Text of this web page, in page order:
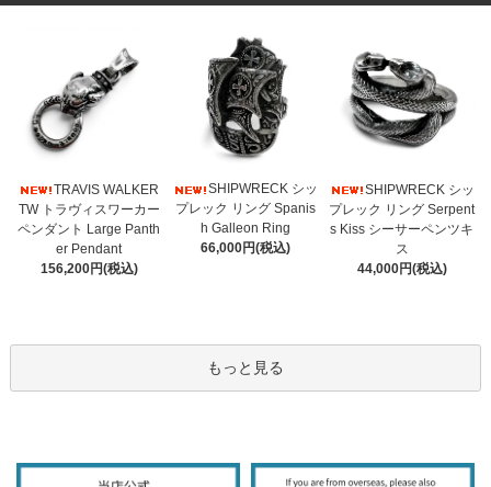
TRAVIS WALKER
TW トラヴィスワーカー
ペンダント Large Panth
er Pendant
156,200円(税込)
SHIPWRECK シッ
プレック リング Spanis
h Galleon Ring
66,000円(税込)
SHIPWRECK シッ
プレック リング Serpent
s Kiss シーサーペンツキ
ス
44,000円(税込)
もっと見る